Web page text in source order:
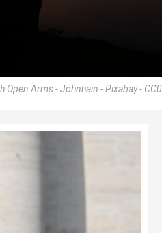
Open Arms - Johnhain - Pixabay - CC0